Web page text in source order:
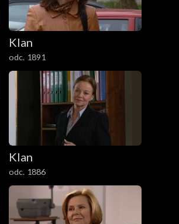
Klan
odc. 1891
Klan
odc. 1886